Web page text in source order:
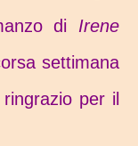
di Irene
settimana
per il